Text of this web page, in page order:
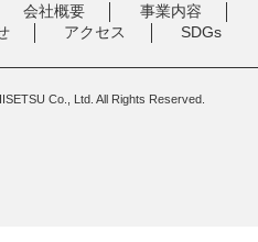
会社概要
事業内容
アクセス SDGs
Co., Ltd. All Rights Reserved.